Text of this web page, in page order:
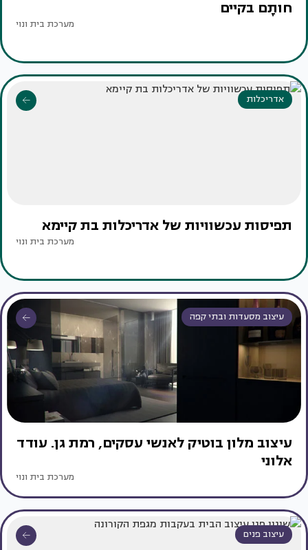
חותָם בקיים
מערכת בית ונוי
אדריכלות
תפיסות עכשוויות של אדריכלות בת קיימא
מערכת בית ונוי
עיצוב מסעדות ובתי קפה
עיצוב מלון בוטיק לאנשי עסקים, רמת גן. עודד
אלוני
מערכת בית ונוי
עיצוב פנים